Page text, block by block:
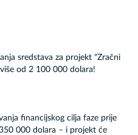
sredstava za projekt "Zračni
od 2 100 000 dolara!
financijskog cilja faze prije
000 dolara – i projekt će